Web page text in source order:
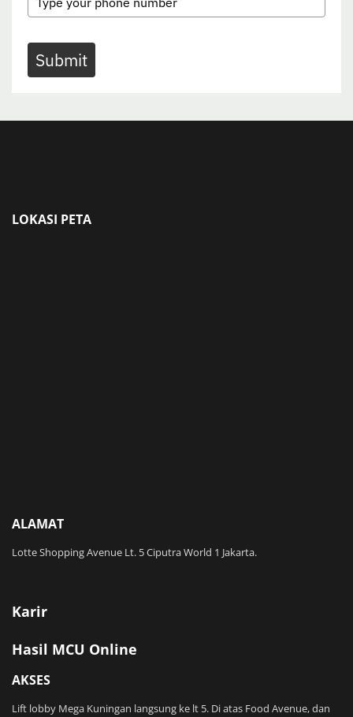
Submit
LOKASI PETA
ALAMAT
Lotte Shopping Avenue Lt. 5 Ciputra World 1 Jakarta.
Karir
Hasil MCU Online
AKSES
Lift lobby Mega Kuningan langsung ke lt 5. Di atas Food Avenue, dan